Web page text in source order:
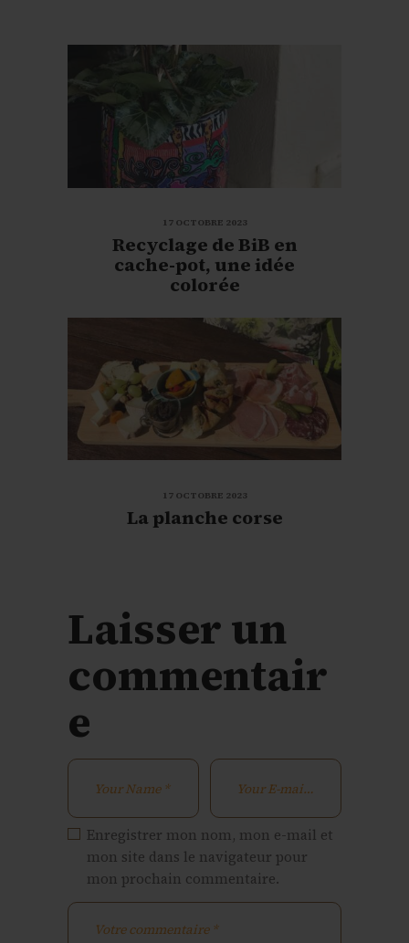
17 OCTOBRE 2023
Recyclage de BiB en
cache-pot, une idée
colorée
17 OCTOBRE 2023
La planche corse
Laisser un
commentair
e
Enregistrer mon nom, mon e-mail et
mon site dans le navigateur pour
mon prochain commentaire.